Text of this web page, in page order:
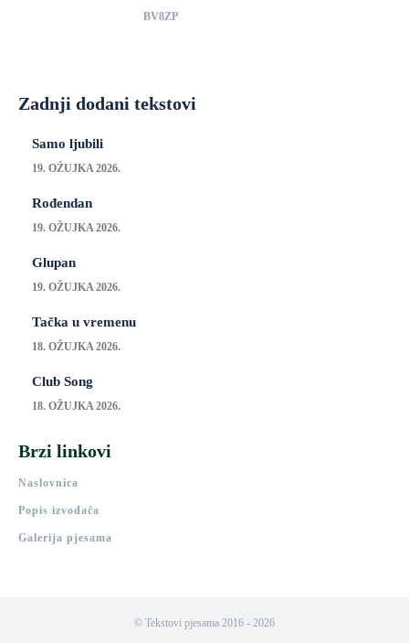
BV8ZP
Zadnji dodani tekstovi
Samo ljubili
19. OŽUJKA 2026.
Rođendan
19. OŽUJKA 2026.
Glupan
19. OŽUJKA 2026.
Tačka u vremenu
18. OŽUJKA 2026.
Club Song
18. OŽUJKA 2026.
Brzi linkovi
Naslovnica
Popis izvođača
Galerija pjesama
© Tekstovi pjesama 2016 - 2026